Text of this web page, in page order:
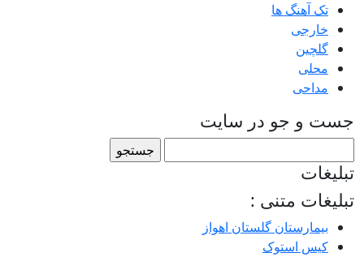
تک آهنگ ها
خارجی
گلچین
محلی
مداحی
جست و جو در سایت
برای:
تبلیغات
تبلیغات متنی :
بیمارستان گلستان اهواز
کیس استوک